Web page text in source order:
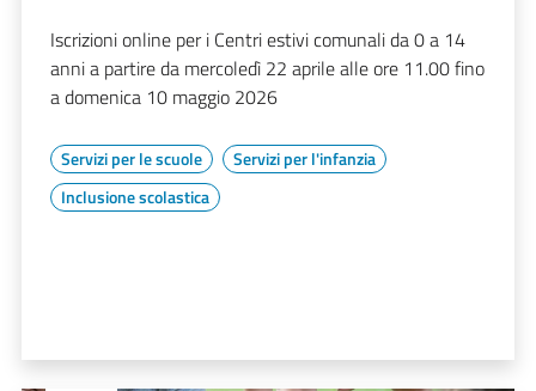
Iscrizioni online per i Centri estivi comunali da 0 a 14
anni a partire da mercoledì 22 aprile alle ore 11.00 fino
a domenica 10 maggio 2026
Servizi per le scuole
Servizi per l'infanzia
Inclusione scolastica